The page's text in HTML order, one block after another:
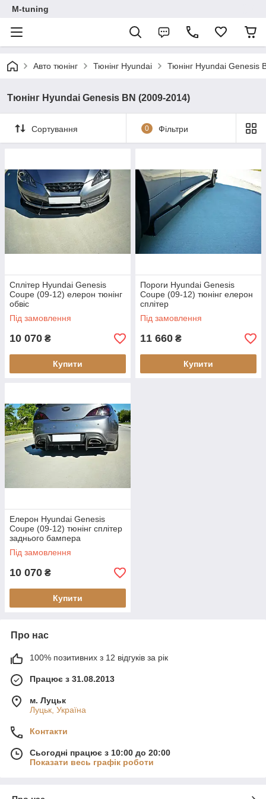
M-tuning
Авто тюнінг Тюнінг Hyundai Тюнінг Hyundai Genesis
Тюнінг Hyundai Genesis BN (2009-2014)
Сортування 0 Фільтри
Сплітер Hyundai Genesis
Coupe (09-12) елерон тюнінг
обвіс
Під замовлення
10 070 ₴
Купити
Пороги Hyundai Genesis
Coupe (09-12) тюнінг елерон
сплітер
Під замовлення
11 660 ₴
Купити
Елерон Hyundai Genesis
Coupe (09-12) тюнінг сплітер
заднього бампера
Під замовлення
10 070 ₴
Купити
Про нас
100% позитивних з 12 відгуків за рік
Працює з 31.08.2013
м. Луцьк
Луцьк, Україна
Контакти
Сьогодні працює з 10:00 до 20:00
Показати весь графік роботи